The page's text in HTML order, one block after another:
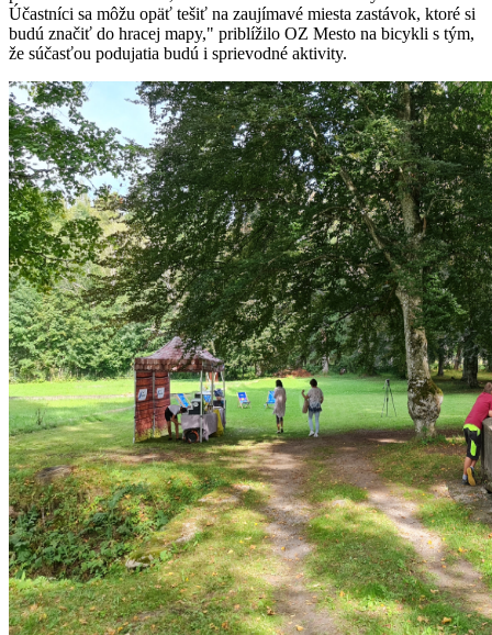
Účastníci sa môžu opäť tešiť na zaujímavé miesta zastávok, ktoré si
budú značiť do hracej mapy," priblížilo OZ Mesto na bicykli s tým,
že súčasťou podujatia budú i sprievodné aktivity.